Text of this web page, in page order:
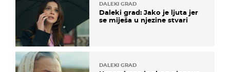
DALEKI GRAD
Daleki grad: Jako je ljuta jer
se miješa u njezine stvari
DALEKI GRAD